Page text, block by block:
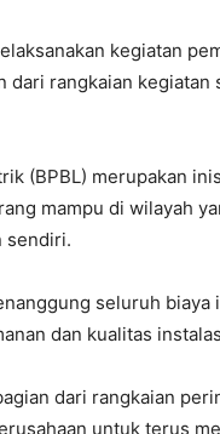
kegiatan
dari rangkaian
(BPBL) merupakan
mampu di wilayah
sendiri.
seluruh
dan kualitas
dari rangkaian
untuk terus